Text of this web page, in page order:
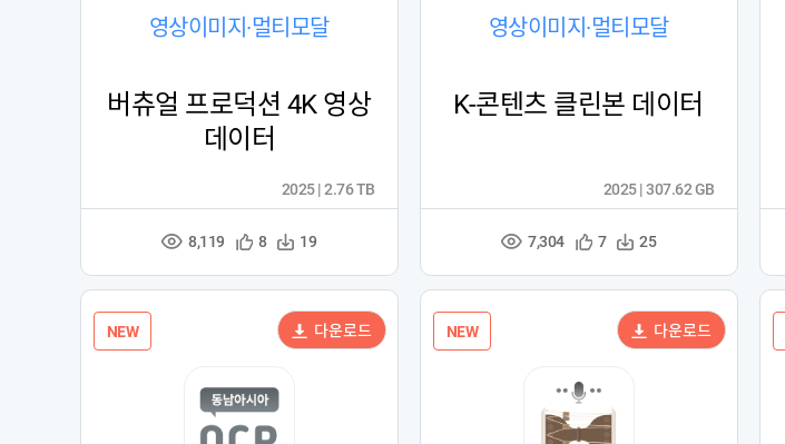
영상이미지·멀티모달
버츄얼 프로덕션 4K 영상
데이터
조
수
8,119
관
등
록
8
다
수
19
2025 | 2.76 TB
영상이미지·멀티모달
K-콘텐츠 클린본 데이터
조
수
7,304
관
등
록
7
다
수
25
2025 | 307.62 GB
NEW 다운로드 NEW 다운로드